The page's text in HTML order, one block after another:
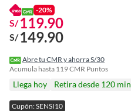
-20%
S/ 119.90
S/ 149.90
Abre tu CMR y ahorra S/30
Acumula hasta 119CMR Puntos
Llega hoy Retira desde 120 min
Cupón: SENSI10
r
n
f